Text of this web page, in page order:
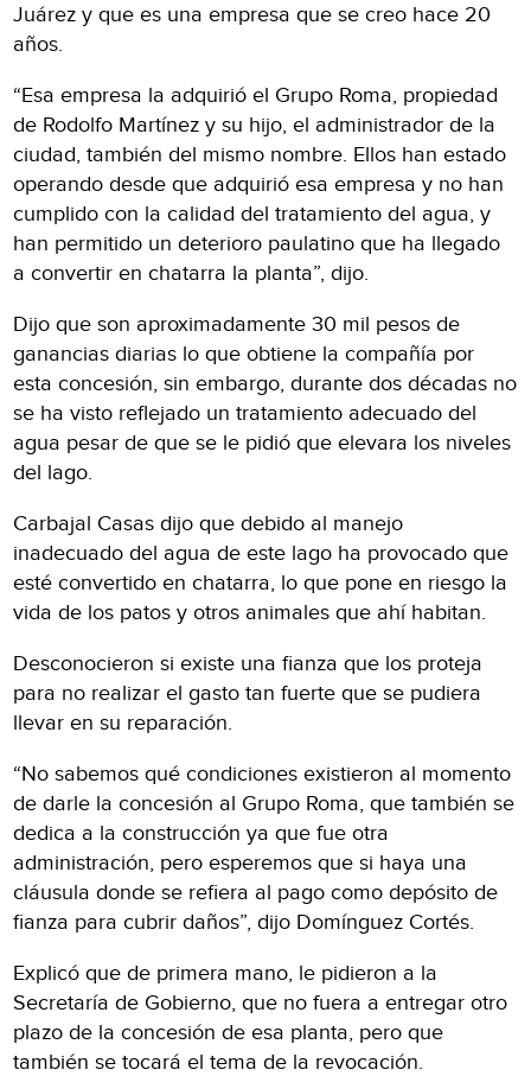
Juárez y que es una empresa que se creo hace 20
años.
“Esa empresa la adquirió el Grupo Roma, propiedad
de Rodolfo Martínez y su hijo, el administrador de la
ciudad, también del mismo nombre. Ellos han estado
operando desde que adquirió esa empresa y no han
cumplido con la calidad del tratamiento del agua, y
han permitido un deterioro paulatino que ha llegado
a convertir en chatarra la planta”, dijo.
Dijo que son aproximadamente 30 mil pesos de
ganancias diarias lo que obtiene la compañía por
esta concesión, sin embargo, durante dos décadas no
se ha visto reflejado un tratamiento adecuado del
agua pesar de que se le pidió que elevara los niveles
del lago.
Carbajal Casas dijo que debido al manejo
inadecuado del agua de este lago ha provocado que
esté convertido en chatarra, lo que pone en riesgo la
vida de los patos y otros animales que ahí habitan.
Desconocieron si existe una fianza que los proteja
para no realizar el gasto tan fuerte que se pudiera
llevar en su reparación.
“No sabemos qué condiciones existieron al momento
de darle la concesión al Grupo Roma, que también se
dedica a la construcción ya que fue otra
administración, pero esperemos que si haya una
cláusula donde se refiera al pago como depósito de
fianza para cubrir daños”, dijo Domínguez Cortés.
Explicó que de primera mano, le pidieron a la
Secretaría de Gobierno, que no fuera a entregar otro
plazo de la concesión de esa planta, pero que
también se tocará el tema de la revocación.